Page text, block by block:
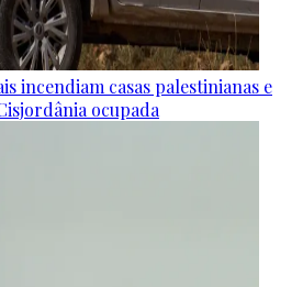
incendiam casas palestinianas e
ocupada